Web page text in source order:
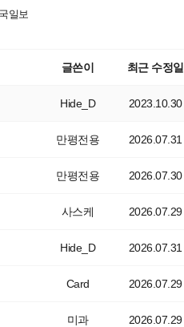
일보
글쓴이 최근 수정일
Hide_D 2023.10.30
만평전용 2026.07.31
만평전용 2026.07.30
사스케 2026.07.29
Hide_D 2026.07.31
Card 2026.07.29
미과 2026.07.29